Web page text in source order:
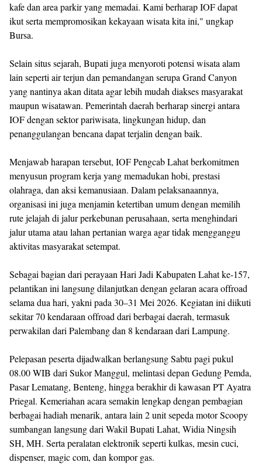
kafe dan area parkir yang memadai. Kami berharap IOF dapat
ikut serta mempromosikan kekayaan wisata kita ini," ungkap
Bursa.
Selain situs sejarah, Bupati juga menyoroti potensi wisata alam
lain seperti air terjun dan pemandangan serupa Grand Canyon
yang nantinya akan ditata agar lebih mudah diakses masyarakat
maupun wisatawan. Pemerintah daerah berharap sinergi antara
IOF dengan sektor pariwisata, lingkungan hidup, dan
penanggulangan bencana dapat terjalin dengan baik.
Menjawab harapan tersebut, IOF Pengcab Lahat berkomitmen
menyusun program kerja yang memadukan hobi, prestasi
olahraga, dan aksi kemanusiaan. Dalam pelaksanaannya,
organisasi ini juga menjamin ketertiban umum dengan memilih
rute jelajah di jalur perkebunan perusahaan, serta menghindari
jalur utama atau lahan pertanian warga agar tidak mengganggu
aktivitas masyarakat setempat.
Sebagai bagian dari perayaan Hari Jadi Kabupaten Lahat ke-157,
pelantikan ini langsung dilanjutkan dengan gelaran acara offroad
selama dua hari, yakni pada 30–31 Mei 2026. Kegiatan ini diikuti
sekitar 70 kendaraan offroad dari berbagai daerah, termasuk
perwakilan dari Palembang dan 8 kendaraan dari Lampung.
Pelepasan peserta dijadwalkan berlangsung Sabtu pagi pukul
08.00 WIB dari Sukor Manggul, melintasi depan Gedung Pemda,
Pasar Lematang, Benteng, hingga berakhir di kawasan PT Ayatra
Priegal. Kemeriahan acara semakin lengkap dengan pembagian
berbagai hadiah menarik, antara lain 2 unit sepeda motor Scoopy
sumbangan langsung dari Wakil Bupati Lahat, Widia Ningsih
SH, MH. Serta peralatan elektronik seperti kulkas, mesin cuci,
dispenser, magic com, dan kompor gas.